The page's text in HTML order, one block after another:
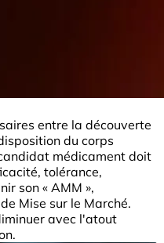
entre la découverte
du corps
médicament doit
tolérance,
son « AMM »,
Mise sur le Marché.
avec l'atout